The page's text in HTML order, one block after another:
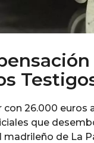
26.000
que
de La